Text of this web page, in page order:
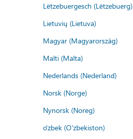
Lëtzebuergesch (Lëtzebuerg)
Lietuvių (Lietuva)
Magyar (Magyarország)
Malti (Malta)
Nederlands (Nederland)
Norsk (Norge)
Nynorsk (Noreg)
o'zbek (O'zbekiston)